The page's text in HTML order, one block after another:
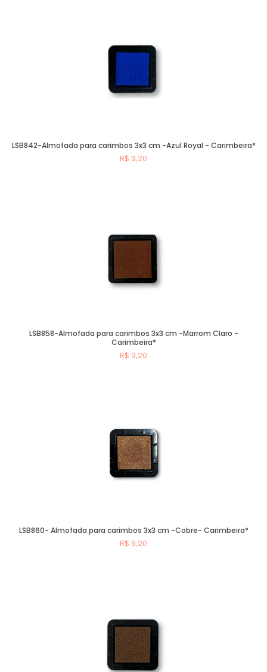
LSB842-Almofada para carimbos 3x3 cm -Azul Royal - Carimbeira*
R$ 9,20
LSB858-Almofada para carimbos 3x3 cm -Marrom Claro -
Carimbeira*
R$ 9,20
LSB860- Almofada para carimbos 3x3 cm -Cobre- Carimbeira*
R$ 9,20